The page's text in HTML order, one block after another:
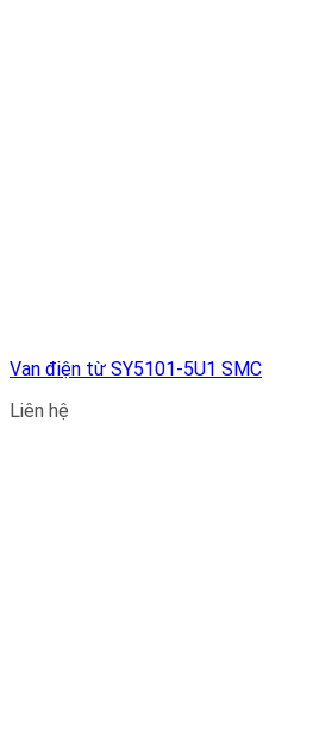
Van điện từ SY5101-5U1 SMC
Liên hệ